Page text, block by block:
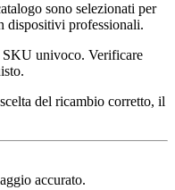
sono selezionati per
dispositivi professionali.
univoco. Verificare
del ricambio corretto, il
accurato.